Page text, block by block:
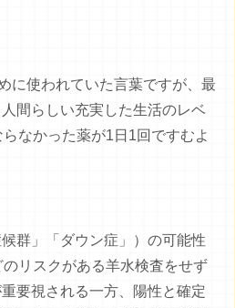
に使われていた言葉ですが、最
間らしい充実した生活のレベ
なかった薬が1日1回ですむよ
群」「ダウン症」）の可能性
リスクがある羊水検査をせず
要視される一方、陽性と確定